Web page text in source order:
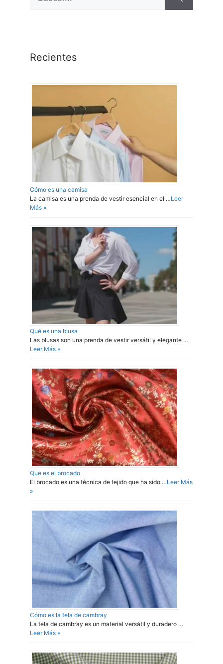
Recientes
Cómo es una camisa
La camisa es una prenda de vestir esencial en el …Leer
Más »
Qué es una blusa
Las blusas son una prenda de vestir versátil y elegante …
Leer Más »
Que es el brocado
El brocado es una técnica de tejido que ha sido …Leer Más
»
Cómo es la tela de cambray
La tela de cambray es un material versátil y duradero …
Leer Más »